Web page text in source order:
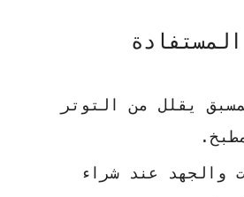
يقلل من التوتر
والجهد عند شراء